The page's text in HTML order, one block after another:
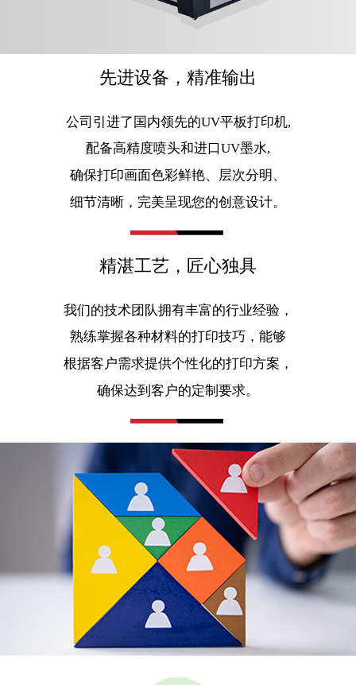
先进设备，精准输出
公司引进了国内领先的UV平板打印机,
配备高精度喷头和进口UV墨水,
确保打印画面色彩鲜艳、层次分明、
细节清晰，完美呈现您的创意设计。
精湛工艺，匠心独具
我们的技术团队拥有丰富的行业经验，
熟练掌握各种材料的打印技巧，能够
根据客户需求提供个性化的打印方案，
确保达到客户的定制要求。